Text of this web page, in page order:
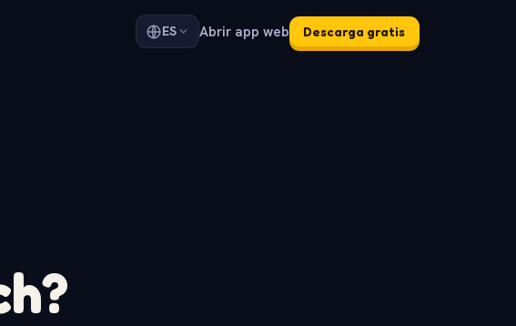
ES Abrir app web Descarga gratis